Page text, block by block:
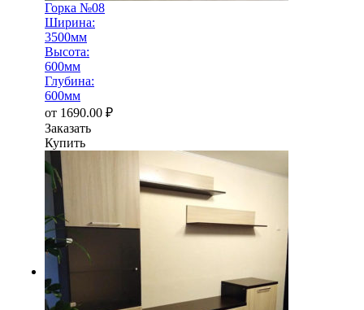
Горка №08
Ширина:
3500мм
Высота:
600мм
Глубина:
600мм
от 1690.00 ₽
Заказать
Купить